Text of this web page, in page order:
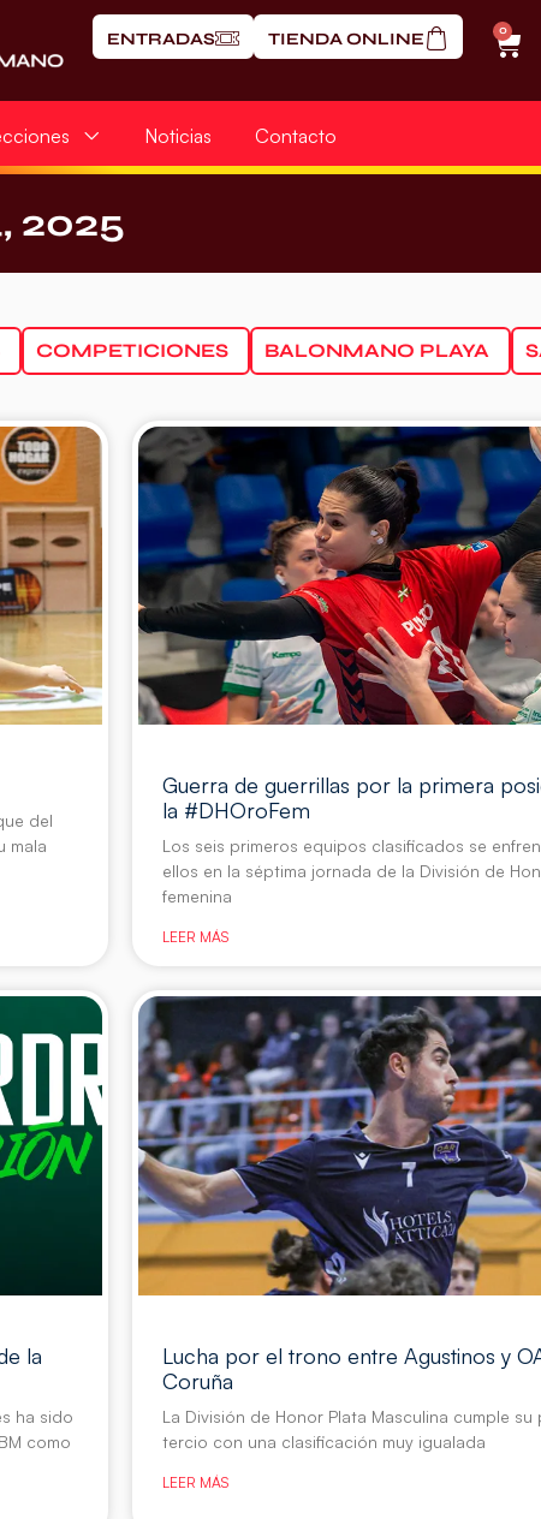
ENTRADAS TIENDA ONLINE 0
Noticias Contacto
2025
COMPETICIONES BALONMANO PLAYA
del
mala
Guerra de guerrillas por la primera
la #DHOroFem
Los seis primeros equipos clasificados se
ellos en la séptima jornada de la División de
femenina
LEER MÁS
la
ha sido
como
Lucha por el trono entre Agustinos y
Coruña
La División de Honor Plata Masculina cumple su
tercio con una clasificación muy igualada
LEER MÁS